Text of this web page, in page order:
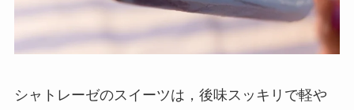
シャトレーゼのスイーツは，後味スッキリで軽や